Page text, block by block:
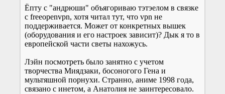
Ёпту с "андрюши" объягориваю тэтэелом в связке
с freeopenvpn, хотя читал тут, что vpn не
поддерживается. Может от конкретных вышек
(оборудования и его настроек зависит)? Дык я то в
европейской части светы нахожусь.
Лэйн посмотреть было занятно с учетом
творчества Миядзаки, босоногого Гена и
мультяшной порнухи. Странно, аниме 1998 года,
связано с инетом, а Анатолия не заинтересовало.